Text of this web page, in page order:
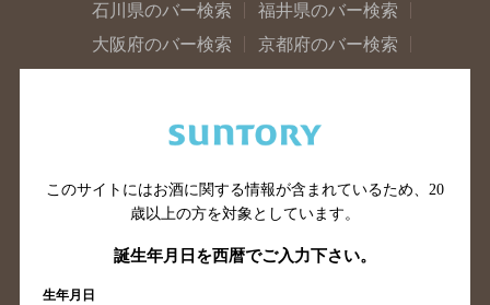
石川県のバー検索
福井県のバー検索
大阪府のバー検索
京都府のバー検索
広島県のバー検索
岡山県のバー検索
山口県のバー検索
鳥取県のバー検索
島根県のバー検索
徳島県のバー検索
香川県のバー検索
愛媛県のバー検索
このサイトにはお酒に関する情報が含まれているため、 20
歳以上の方を対象としています。
誕生年月日を西暦でご入力下さい。
生年月日